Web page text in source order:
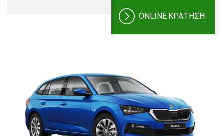
ONLINE ΚΡΑΤΗΣΗ